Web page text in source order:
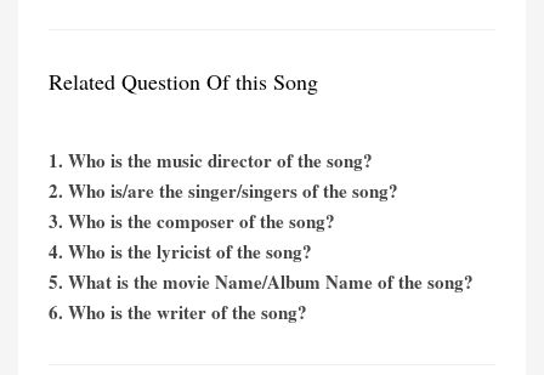
Related Question Of this Song
1. Who is the music director of the song?
2. Who is/are the singer/singers of the song?
3. Who is the composer of the song?
4. Who is the lyricist of the song?
5. What is the movie Name/Album Name of the song?
6. Who is the writer of the song?